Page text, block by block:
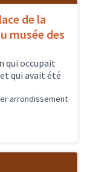
de la
musée des
qui occupait
qui avait été
arrondissement